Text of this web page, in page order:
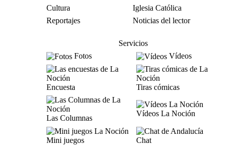
Cultura
Iglesia Católica
Reportajes
Noticias del lector
Servicios
Fotos
Vídeos
Encuesta Tiras cómicas
Las Columnas
Vídeos La Noción
Mini juegos
Chat